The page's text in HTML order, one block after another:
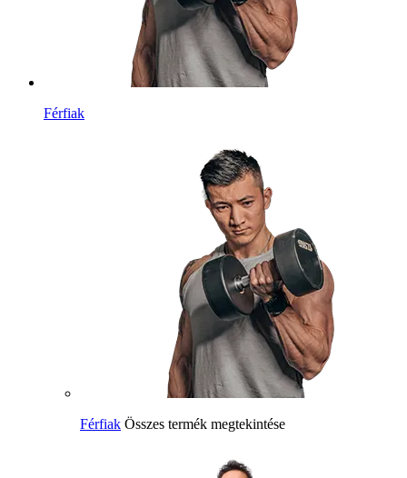
Férfiak
Férfiak Összes termék megtekintése